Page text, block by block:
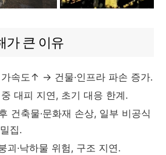
가 큰 이유
속도↑ → 건물·인프라 파손 증가.
대피 지연, 초기 대응 한계.
건축물·문화재 손상, 일부 비공식
집.
괴·낙하물 위험, 구조 지연.